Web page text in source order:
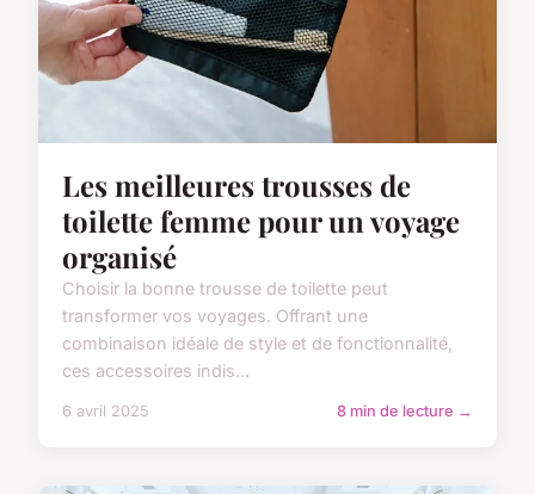
Les meilleures trousses de
toilette femme pour un voyage
organisé
Choisir la bonne trousse de toilette peut
transformer vos voyages. Offrant une
combinaison idéale de style et de fonctionnalité,
ces accessoires indis...
6 avril 2025 8 min de lecture →